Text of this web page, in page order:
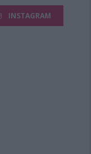
INSTAGRAM